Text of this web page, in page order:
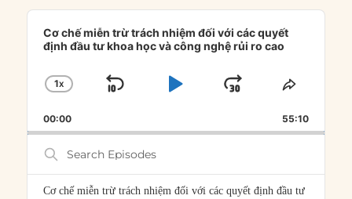
Audio
Player
Cơ chế miễn trừ trách nhiệm đối với các quyết
định đầu tư khoa học và công nghệ rủi ro cao
CHANGE
RATE
1X
SKIP
PLAYJUMP
FORWARD
SHARE
00:00 55:10
Search
Episodes
Cơ chế miễn trừ trách nhiệm đối với các quyết định đầu tư